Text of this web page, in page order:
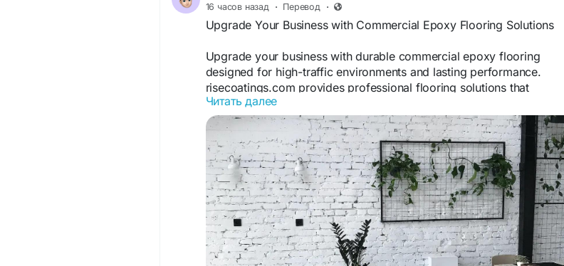
16 часов назад · Перевод ·
Upgrade Your Business with Commercial Epoxy Flooring Solutions
Upgrade your business with durable commercial epoxy flooring
designed for high-traffic environments and lasting performance.
risecoatings.com provides professional flooring solutions that
improve safety, appearance, and durability for commercial properties
with expert installation and quality craftsmanship.
https://www.risecoatings.com/commercial-flooring
Читать далее